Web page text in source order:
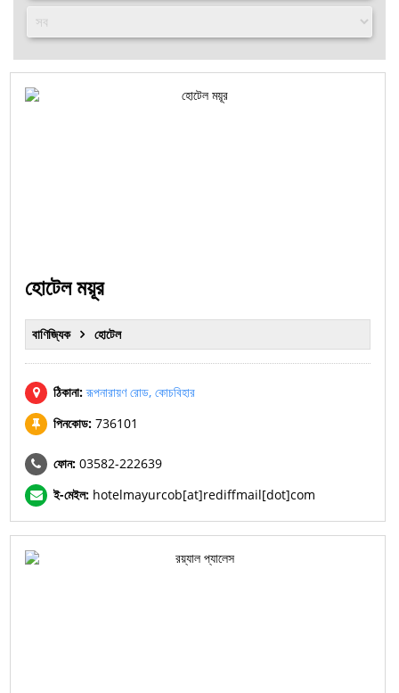
হোটেল ময়ূর
বাণিজ্যিক হোটেল
ঠিকানা: রূপনারায়ণ রোড, কোচবিহার
পিনকোড: 736101
ফোন: 03582-222639
ই-মেইল: hotelmayurcob[at]rediffmail[dot]com